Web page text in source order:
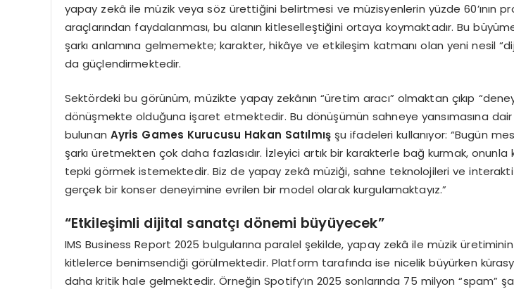
yapay zekâ ile müzik veya söz ürettiğini belirtmesi ve müzisyenlerin yüzde 60’ının
araçlarından faydalanması, bu alanın kitleselleştiğini ortaya koymaktadır. Bu
şarkı anlamına gelmemekte; karakter, hikâye ve etkileşim katmanı olan yeni nesil
da güçlendirmektedir.
Sektördeki bu görünüm, müzikte yapay zekânın “üretim aracı” olmaktan çıkıp
dönüşmekte olduğuna işaret etmektedir. Bu dönüşümün sahneye yansımasına
bulunan Ayris Games Kurucusu Hakan Satılmışşu ifadeleri kullanıyor: “Bugün
şarkı üretmekten çok daha fazlasıdır. İzleyici artık bir karakterle bağ kurmak, onunla
tepki görmek istemektedir. Biz de yapay zekâ müziği, sahne teknolojileri ve
gerçek bir konser deneyimine evrilen bir model olarak kurgulamaktayız.”
“Etkileşimli dijital sanatçı dönemi büyüyecek”
IMS Business Report 2025 bulgularına paralel şekilde, yapay zekâ ile müzik
kitlelerce benimsendiği görülmektedir. Platform tarafında ise nicelik büyürken
daha kritik hale gelmektedir. Örneğin Spotify’ın 2025 sonlarında 75 milyon “spam”